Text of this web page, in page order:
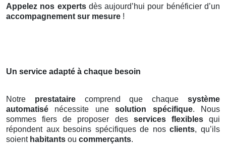
Appelez nos expertsdès aujourd’hui pour bénéficier d’un
accompagnement sur mesure !
Un service adapté à chaque besoin
Notre prestatairecomprend que chaquesystème
automatisé nécessite unesolution spécifique. Nous
sommes fiers de proposer des services flexiblesqui
répondent aux besoins spécifiques de nosclients, qu’ils
soient habitants ou commerçants.